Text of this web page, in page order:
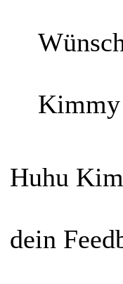
Kimmy
Huhu
dein